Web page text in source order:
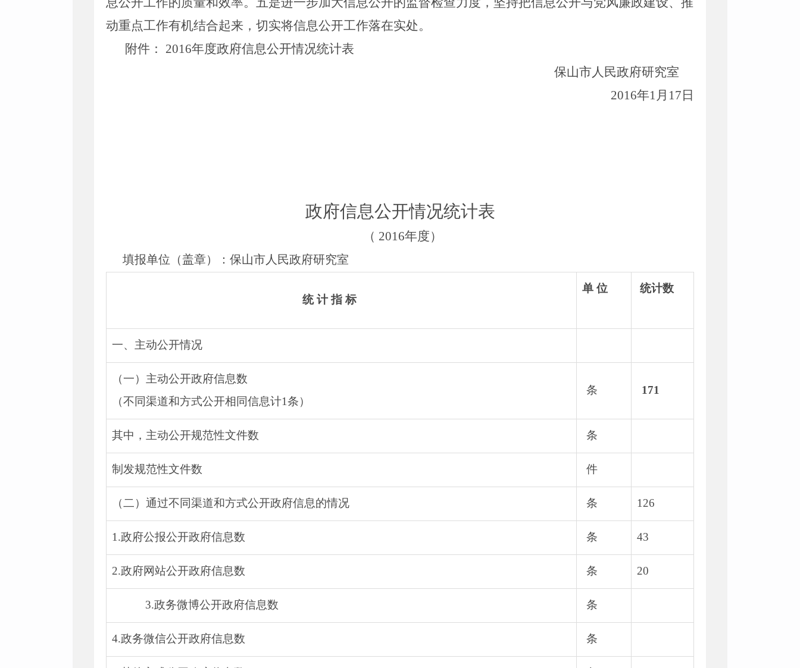
动重点工作有机结合起来， 切实将信息公开工作落在实处。
附件： 2016年度政府信息公开情况统计表
保山市人民政府研究室
2016年1月17日
政府信息公开情况统计表
（ 2016年度）
填报单位（盖章）：保山市人民政府研究室
统 计 指 标
单 位 统计数
一、主动公开情况
（一）主动公开政府信息数
（不同渠道和方式公开相同信息计1条）
条 171
其中，主动公开规范性文件数 条
制发规范性文件数 件
（二）通过不同渠道和方式公开政府信息的情况 条 126
1.政府公报公开政府信息数 条 43
2.政府网站公开政府信息数 条 20
3.政务微博公开政府信息数 条
4.政务微信公开政府信息数 条